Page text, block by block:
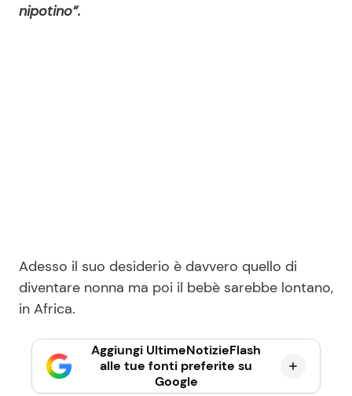
nipotino”.
Adesso il suo desiderio è davvero quello di
diventare nonna ma poi il bebè sarebbe lontano,
in Africa.
Aggiungi UltimeNotizieFlash
alle tue fonti preferite su
Google